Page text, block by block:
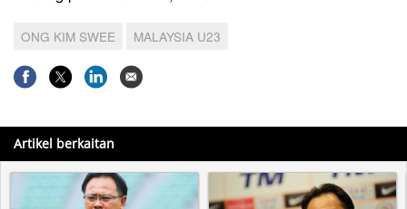
ONG KIM SWEE MALAYSIA U23
Artikel berkaitan